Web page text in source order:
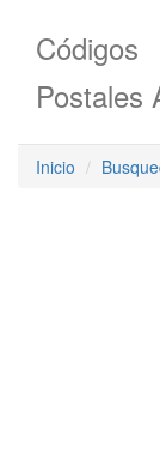
Códigos
Postales
Inicio